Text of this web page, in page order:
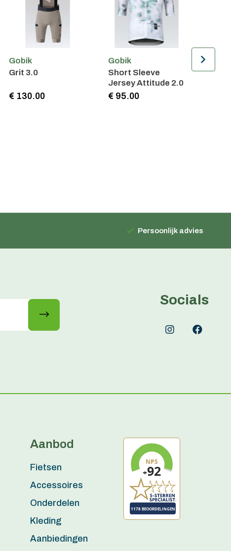
Gobik
Grit 3.0
€ 130.00
Gobik
Short Sleeve
Jersey Attitude 2.0
€ 95.00
Short
Persoonlijk advies
Socials
Aanbod
Fietsen
Accessoires
Onderdelen
Kleding
Aanbiedingen